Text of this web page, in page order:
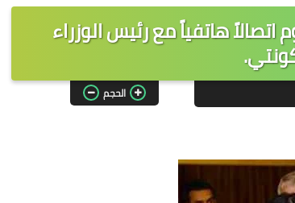
هاتفياً مع رئيس الوزراء
الحجم